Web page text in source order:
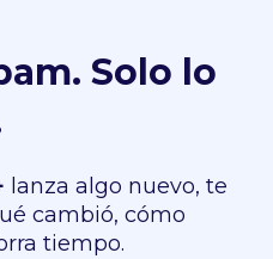
Solo lo
lanza algo nuevo, te
cambió, cómo
tiempo.